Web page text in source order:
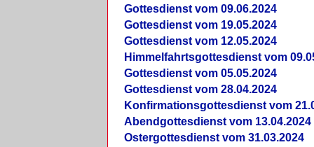
Gottesdienst vom 09.06.2024
Gottesdienst vom 19.05.2024
Gottesdienst vom 12.05.2024
Himmelfahrtsgottesdienst vom
Gottesdienst vom 05.05.2024
Gottesdienst vom 28.04.2024
Konfirmationsgottesdienst vom
Abendgottesdienst vom 13.04.2024
Ostergottesdienst vom 31.03.2024